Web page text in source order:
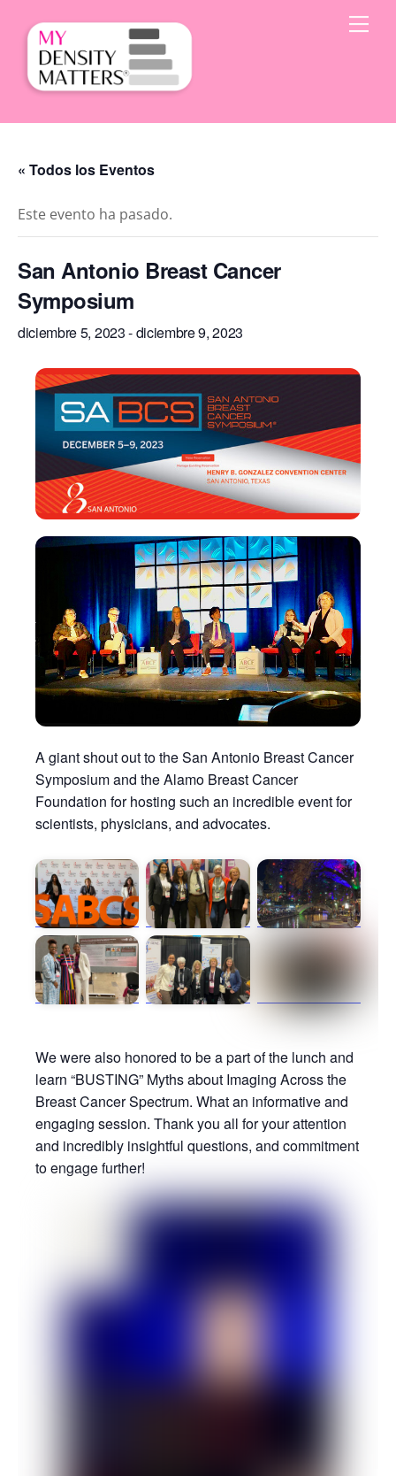
content
« Todos los Eventos
Este evento ha pasado.
San Antonio Breast Cancer
Symposium
diciembre 5, 2023-diciembre 9, 2023
A giant shout out to the San Antonio Breast Cancer
Symposium and the Alamo Breast Cancer
Foundation for hosting such an incredible event for
scientists, physicians, and advocates.
We were also honored to be a part of the lunch and
learn “BUSTING” Myths about Imaging Across the
Breast Cancer Spectrum. What an informative and
engaging session. Thank you all for your attention
and incredibly insightful questions, and commitment
to engage further!